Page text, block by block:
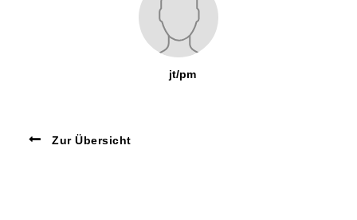
jt/pm
Zur Übersicht